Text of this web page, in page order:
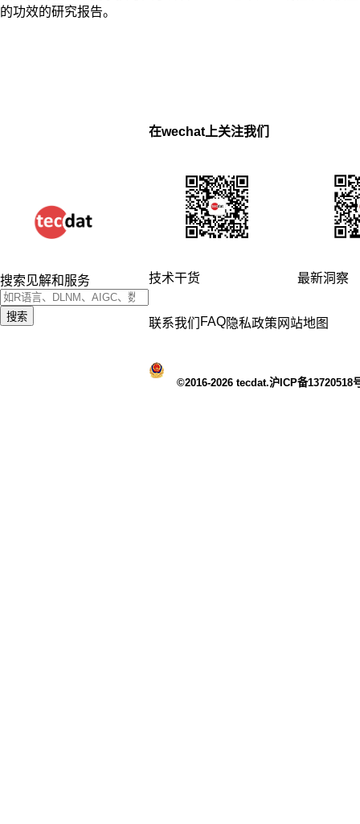
的功效的研究报告。
搜索见解和服务
搜索
在wechat上关注我们
技术干货 最新洞察
联系我们 FAQ隐私政策 网站地图
©2016-2026 tecdat.沪ICP备13720518